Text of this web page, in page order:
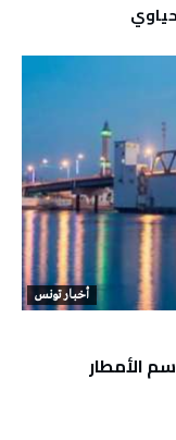
أخبار تونس
الأمطار